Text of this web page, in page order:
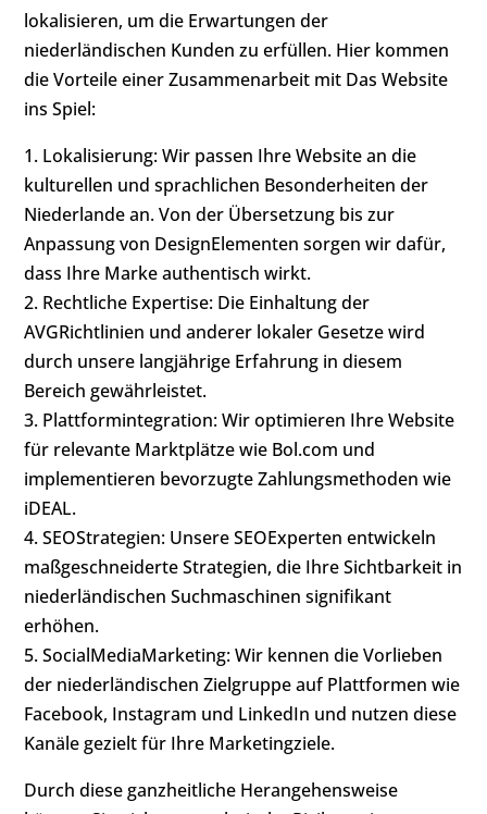
lokalisieren, um die Erwartungen der
niederländischen Kunden zu erfüllen. Hier kommen
die Vorteile einer Zusammenarbeit mit Das Website
ins Spiel:
1. Lokalisierung: Wir passen Ihre Website an die
kulturellen und sprachlichen Besonderheiten der
Niederlande an. Von der Übersetzung bis zur
Anpassung von DesignElementen sorgen wir dafür,
dass Ihre Marke authentisch wirkt.
2. Rechtliche Expertise: Die Einhaltung der
AVGRichtlinien und anderer lokaler Gesetze wird
durch unsere langjährige Erfahrung in diesem
Bereich gewährleistet.
3. Plattformintegration: Wir optimieren Ihre Website
für relevante Marktplätze wie Bol.com und
implementieren bevorzugte Zahlungsmethoden wie
iDEAL.
4. SEOStrategien: Unsere SEOExperten entwickeln
maßgeschneiderte Strategien, die Ihre Sichtbarkeit in
niederländischen Suchmaschinen signifikant
erhöhen.
5. SocialMediaMarketing: Wir kennen die Vorlieben
der niederländischen Zielgruppe auf Plattformen wie
Facebook, Instagram und LinkedIn und nutzen diese
Kanäle gezielt für Ihre Marketingziele.
Durch diese ganzheitliche Herangehensweise